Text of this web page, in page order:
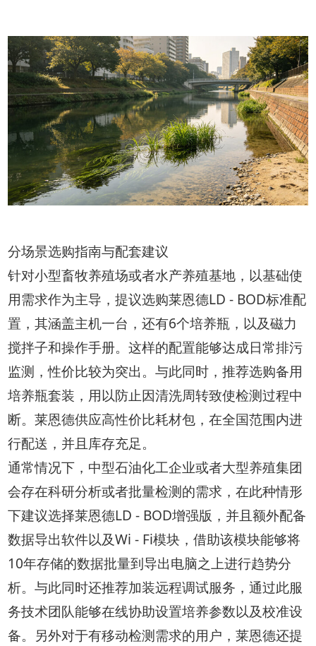
分场景选购指南与配套建议
针对小型畜牧养殖场或者水产养殖基地，以基础使
用需求作为主导，提议选购莱恩德LD - BOD标准配
置，其涵盖主机一台，还有6个培养瓶，以及磁力
搅拌子和操作手册。这样的配置能够达成日常排污
监测，性价比较为突出。与此同时，推荐选购备用
培养瓶套装，用以防止因清洗周转致使检测过程中
断。莱恩德供应高性价比耗材包，在全国范围内进
行配送，并且库存充足。
通常情况下，中型石油化工企业或者大型养殖集团
会存在科研分析或者批量检测的需求，在此种情形
下建议选择莱恩德LD - BOD增强版，并且额外配备
数据导出软件以及Wi - Fi模块，借助该模块能够将
10年存储的数据批量到导出电脑之上进行趋势分
析。与此同时还推荐加装远程调试服务，通过此服
务技术团队能够在线协助设置培养参数以及校准设
备。另外对于有移动检测需求的用户，莱恩德还提